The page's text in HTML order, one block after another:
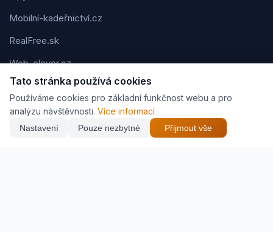
Mobilní-kadeřnictví.cz
RealFree.sk
Web-clever.cz
Kvízov.cz
Karavaning.net
CVčko.eu
Tato stránka používá cookies
Používáme cookies pro základní funkčnost webu a pro
analýzu návštěvnosti. Více informací
Nastavení Pouze nezbytné Přijmout vše